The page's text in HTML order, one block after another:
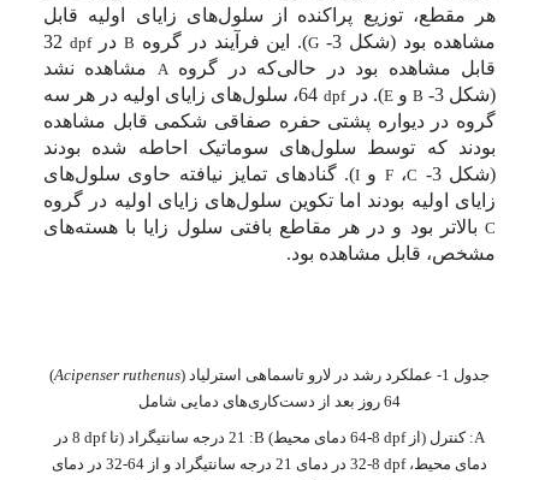
هر مقطع، توزیع پراکنده از سلول‌های زایای اولیه قابل
مشاهده بود (شکل 3-
G). این فرآیند در گروه B درdpf
32
قابل مشاهده بود در حالی‌که در گروه A مشاهده نشد
(شکل 3-
B وE). درdpf
64، سلول‌های زایای اولیه در هر سه
گروه در دیواره پشتی حفره صفاقی شکمی قابل مشاهده
بودند که توسط سلول‌های سوماتیک احاطه شده بودند
(شکل 3-
C،F و I). گنادهای تمایز نیافته حاوی سلول‌های
زایای اولیه بودند اما تکوین سلول‌های زایای اولیه در گروه
C بالاتر بود و در هر مقاطع بافتی سلول زایا با هسته‌های
مشخص، قابل مشاهده بود.
جدول 1- عملکرد رشد در لارو تاسماهی استرلیاد ( Acipenser ruthenus
)
64 روز بعد از دست‌کاری
های دمایی شامل
A: کنترل (ازdpf
B: 21 درجه سانتیگراد (تا dpf
8 در
دمای محیط،dpf
8-32 در دمای 21 درجه سانتیگراد و از 64-32 در دمای